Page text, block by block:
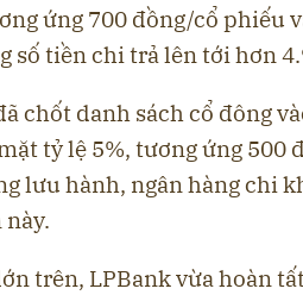
ứng 700 đồng/cổ phiếu
số tiền chi trả lên tới hơn
chốt danh sách cổ đông
tỷ lệ 5%, tương ứng 500
lưu hành, ngân hàng chi
trên, LPBank vừa hoàn